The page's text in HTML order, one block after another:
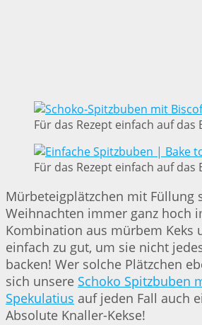
Für das Rezept einfach auf das
Für das Rezept einfach auf das
Mürbeteigplätzchen mit Füllung
Weihnachten immer ganz hoch
Kombination aus mürbem Keks
einfach zu gut, um sie nicht
backen! Wer solche Plätzchen
sich unsere Schoko Spitzbuben
Spekulatius auf jeden Fall auch
Absolute Knaller-Kekse!